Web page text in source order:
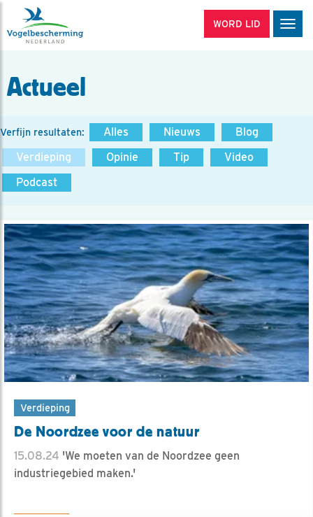
WORD LID
Actueel
Verfijn resultaten: Alles Nieuws
Blog
Verdieping
Opinie Tip
Video
Podcast
Verdieping
De Noordzee voor de natuur
15.08.24 'We moeten van de Noordzee geen
industriegebied maken.'